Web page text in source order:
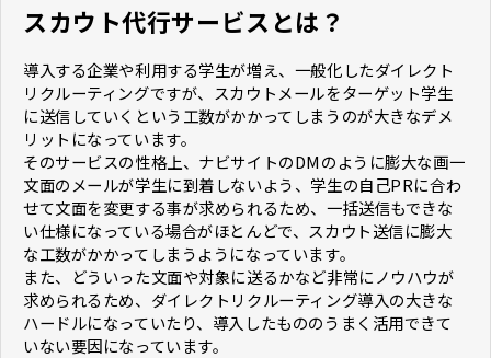
トを紹介します。
スカウト代行サービスとは？
導入する企業や利用する学生が増え、一般化したダイレクト
リクルーティングですが、スカウトメールをターゲット学生
に送信していくという工数がかかってしまうのが大きなデメ
リットになっています。
そのサービスの性格上、ナビサイトのDMのように膨大な画一
文面のメールが学生に到着しないよう、学生の自己PRに合わ
せて文面を変更する事が求められるため、一括送信もできな
い仕様になっている場合がほとんどで、スカウト送信に膨大
な工数がかかってしまうようになっています。
また、どういった文面や対象に送るかなど非常にノウハウが
求められるため、ダイレクトリクルーティング導入の大きな
ハードルになっていたり、導入したもののうまく活用できて
いない要因になっています。